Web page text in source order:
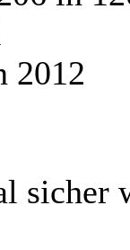
2012
sicher